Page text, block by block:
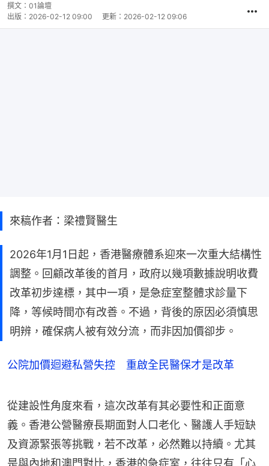
撰文： 01論壇
出版： 2026-02-12 09:00 更新： 2026-02-12 09:06
來稿作者：梁禮賢醫生
2026年1月1日起，香港醫療體系迎來一次重大結構性
調整。回顧改革後的首月，政府以幾項數據說明收費
改革初步達標，其中一項，是急症室整體求診量下
降，等候時間亦有改善。不過，背後的原因必須慎思
明辨，確保病人被有效分流，而非因加價卻步。
公院加價迴避私營失控 重啟全民醫保才是改革
從建設性角度來看，這次改革有其必要性和正面意
義。香港公營醫療長期面對人口老化、醫護人手短缺
及資源緊張等挑戰，若不改革，必然難以持續。尤其